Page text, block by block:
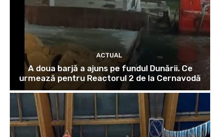
ACTUAL
A doua barjă a ajuns pe fundul Dunării. Ce
urmează pentru Reactorul 2 de la Cernavodă